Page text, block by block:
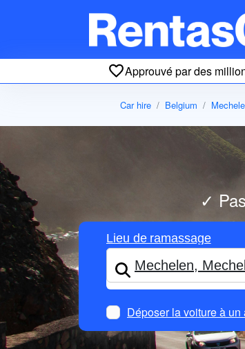
Approuvé par des
Car hire Belgium
✓
Lieu de ramassage
Déposer la voiture à un